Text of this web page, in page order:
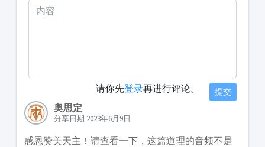
请你先登录再进行评论。 提交
奥思定
分享日期 2023年6月9日
感恩赞美天主！请查看一下，这篇道理的音频不是